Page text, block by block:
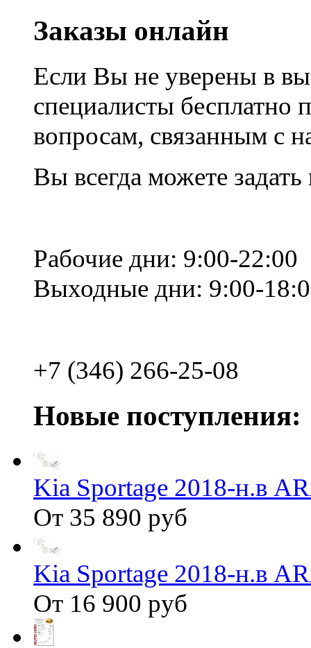
Заказы онлайн
Если Вы не уверены в
специалисты
вопросам, связанным с
Вы всегда можете
Рабочие дни: 9:00-22:00
Выходные дни: 9:00-
+7 (346) 266-25-08
Новые поступления:
Kia Sportage 2018-н.в
От 35 890 руб
Kia Sportage 2018-н.в
От 16 900 руб